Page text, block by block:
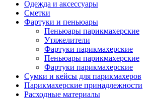
Одежда и аксессуары
Сметки
Фартуки и пеньюары
Пеньюары парикмахерские
Утяжелители
Фартуки парикмахерские
Пеньюары парикмахерские
Фартуки парикмахерские
Сумки и кейсы для парикмахеров
Парикмахерские принадлежности
Расходные материалы